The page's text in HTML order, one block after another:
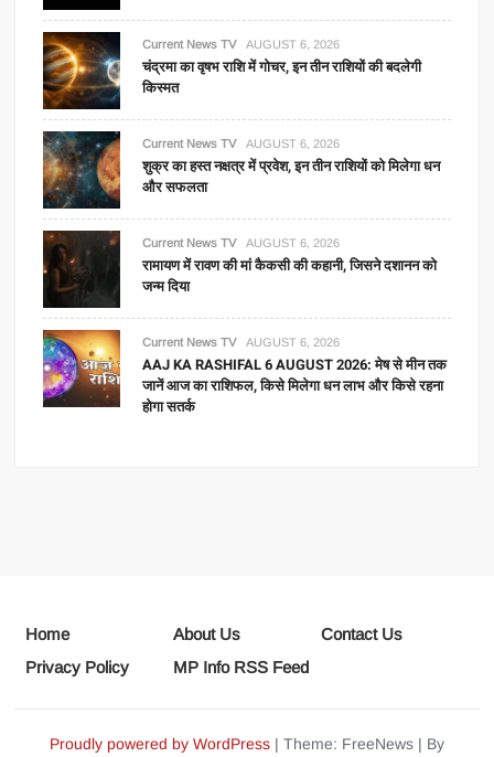
Current News TV AUGUST 6, 2026
चंद्रमा का वृषभ राशि में गोचर, इन तीन राशियों की बदलेगी
किस्मत
Current News TV AUGUST 6, 2026
शुक्र का हस्त नक्षत्र में प्रवेश, इन तीन राशियों को मिलेगा धन
और सफलता
Current News TV AUGUST 6, 2026
रामायण में रावण की मां कैकसी की कहानी, जिसने दशानन को
जन्म दिया
Current News TV AUGUST 6, 2026
AAJ KA RASHIFAL 6 AUGUST 2026: मेष से मीन तक
जानें आज का राशिफल, किसे मिलेगा धन लाभ और किसे रहना
होगा सतर्क
Home About Us
Contact Us
Privacy Policy
MP Info RSS Feed
Proudly powered by WordPress | Theme: FreeNews | By